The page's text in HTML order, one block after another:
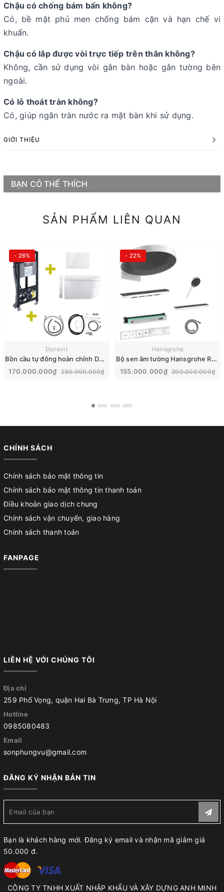
Chậu có chống bám bẩn không?
Có, bề mặt phủ men chống bám cặn và hạn chế vi
khuẩn.
Chậu có lắp được vòi trực tiếp trên thân không?
Không, cần sử dụng vòi gắn bàn hoặc gắn tường bên
ngoài.
Có lỗ thoát tràn không?
Có, giúp ngăn tràn nước ra mặt bàn khi sử dụng.
GIỚI THIỆU
BẠN CÓ THỂ THÍCH
SẢN PHẨM LIÊN QUAN
- 26%
Duravit
Bồn cầu tự đông hoàn chỉnh Duravit SensoWash® Starck f Plus | 650000012004320
170.000.000₫ 230.000.000₫
- 22%
Hansgrohe
Bộ sen âm tường Hansgrohe Rainfinity nhập khẩu Đức | 26230700
155.000.000₫ 200.000.000₫
CHÍNH SÁCH
Chính sách bảo mật thông tin
Chính sách bảo mật thông tin thanh toán
Điều khoản giao dịch chung
Chính sách vận chuyển, giao hàng
Chính sách thanh toán
FANPAGE
LIÊN HỆ VỚI CHÚNG TÔI
Địa chỉ
259 Phố Vọng, quận Hai Bà Trưng, TP Hà Nội
Hotline
0985080483
Email
sonphungvu@gmail.com
ĐĂNG KÝ NHẬN BẢN TIN
Bạn là khách hàng mới. Đăng ký email và nhận mã giảm giá
50.000 đ.
CÔNG TY TNHH XUẤT NHẬP KHẨU VÀ XÂY DỰNG ANH MINH